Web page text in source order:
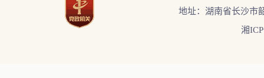
地址：湖南省长沙市
湘